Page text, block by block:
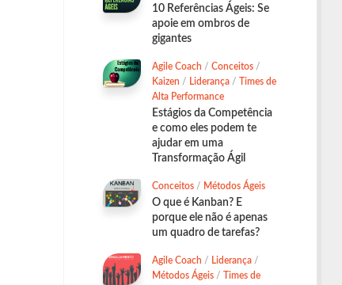
10 Referências Ágeis: Se
apoie em ombros de
gigantes
Agile Coach / Conceitos /
Kaizen / Liderança / Times de
Alta Performance
Estágios da Competência
e como eles podem te
ajudar em uma
Transformação Ágil
Conceitos / Métodos Ágeis
O que é Kanban? E
porque ele não é apenas
um quadro de tarefas?
Agile Coach / Liderança /
Métodos Ágeis / Times de